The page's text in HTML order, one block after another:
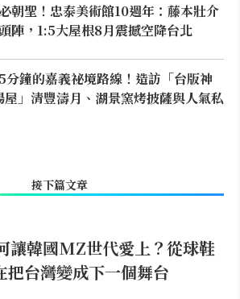
朝聖！忠泰美術館10週年：藤本壯介
陣，1:5大屋根8月震撼空降台北
分鐘的嘉義祕境路線！造訪「台版神
屋」清豐濤月、湖景窯烤披薩與人氣私
接下篇文章
韓國MZ世代愛上？從球鞋
把台灣變成下一個舞台